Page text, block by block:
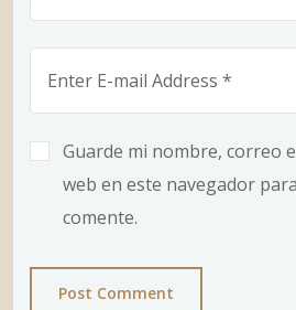
Guarde mi nombre, correo
web en este navegador
comente.
Post Comment